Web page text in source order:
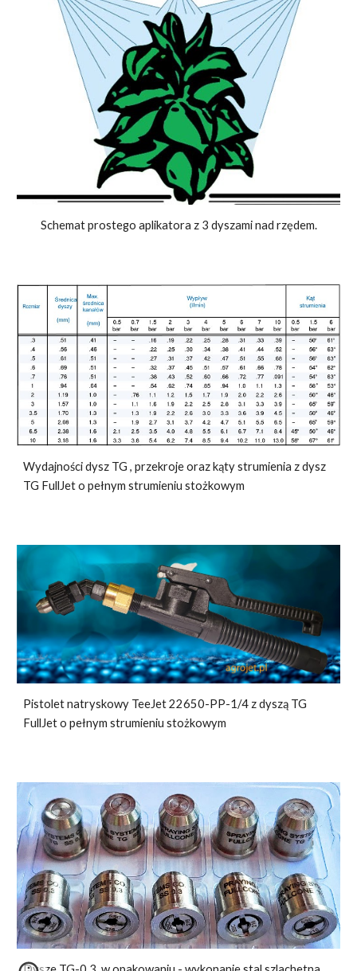
Schemat prostego aplikatora z 3 dyszami nad rzędem.
Wydajności dysz TG ,przekrojeoraz kątystrumienia z dysz
TG FullJet o pełnym strumieniu stożkowym
Pistolet natryskowy TeeJet 22650-PP-1/4 z dyszą TG
FullJet o pełnym strumieniu stożkowym